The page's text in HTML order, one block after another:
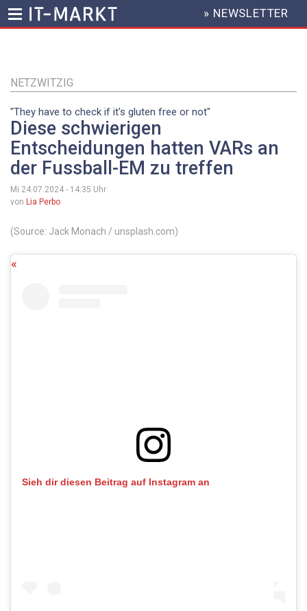
Inhalt
HEADER
MENU
» NEWSLETTER
NETZWITZIG
"They have to check if it's gluten free or not"
Diese schwierigen
Entscheidungen hatten VARs an
der Fussball-EM zu treffen
Mi 24.07.2024 - 14:35 Uhr
von Lia Perbo
(Source: Jack Monach / unsplash.com)
Sieh dir diesen Beitrag auf Instagram an